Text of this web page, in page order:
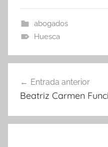
abogados
Huesca
de
Entrada anterior
Beatriz Carmen